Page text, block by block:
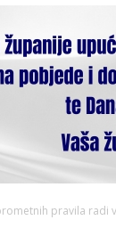
pravila radi